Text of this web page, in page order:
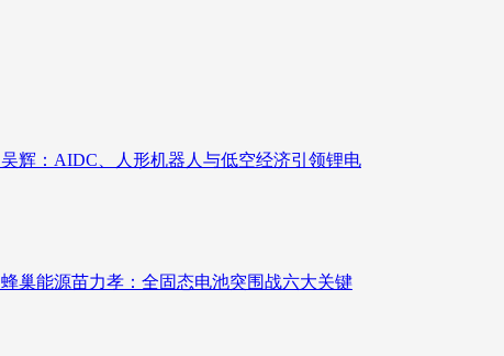
吴辉：AIDC、人形机器人与低空经济引领锂电
蜂巢能源苗力孝：全固态电池突围战六大关键